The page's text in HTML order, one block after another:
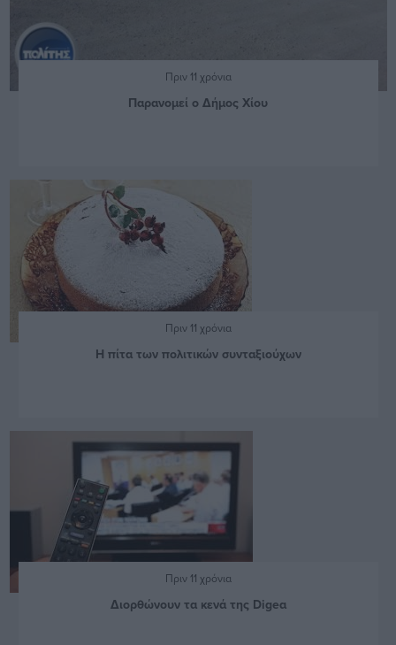
Πριν 11 χρόνια
Παρανομεί ο Δήμος Χίου
Πριν 11 χρόνια
Η πίτα των πολιτικών συνταξιούχων
Πριν 11 χρόνια
Διορθώνουν τα κενά της Digeα